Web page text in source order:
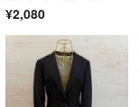
¥2,080